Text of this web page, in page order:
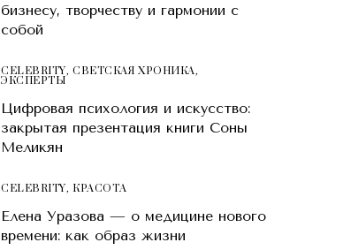
бизнесу, творчеству и гармонии с
собой
CELEBRITY,СВЕТСКАЯ ХРОНИКА,
ЭКСПЕРТЫ
Цифровая психология и искусство:
закрытая презентация книги Соны
Меликян
CELEBRITY, КРАСОТA
Елена Уразова — о медицине нового
времени: как образ жизни